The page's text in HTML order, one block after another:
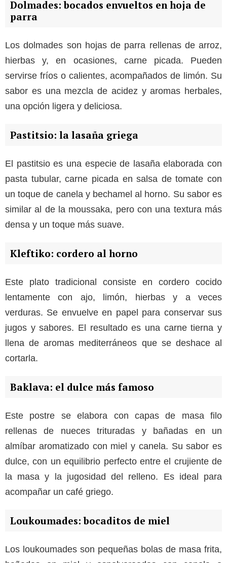
Dolmades: bocados envueltos en hoja de
parra
Los dolmades son hojas de parra rellenas de arroz,
hierbas y, en ocasiones, carne picada. Pueden
servirse fríos o calientes, acompañados de limón. Su
sabor es una mezcla de acidez y aromas herbales,
una opción ligera y deliciosa.
Pastitsio: la lasaña griega
El pastitsio es una especie de lasaña elaborada con
pasta tubular, carne picada en salsa de tomate con
un toque de canela y bechamel al horno. Su sabor es
similar al de la moussaka, pero con una textura más
densa y un toque más suave.
Kleftiko: cordero al horno
Este plato tradicional consiste en cordero cocido
lentamente con ajo, limón, hierbas y a veces
verduras. Se envuelve en papel para conservar sus
jugos y sabores. El resultado es una carne tierna y
llena de aromas mediterráneos que se deshace al
cortarla.
Baklava: el dulce más famoso
Este postre se elabora con capas de masa filo
rellenas de nueces trituradas y bañadas en un
almíbar aromatizado con miel y canela. Su sabor es
dulce, con un equilibrio perfecto entre el crujiente de
la masa y la jugosidad del relleno. Es ideal para
acompañar un café griego.
Loukoumades: bocaditos de miel
Los loukoumades son pequeñas bolas de masa frita,